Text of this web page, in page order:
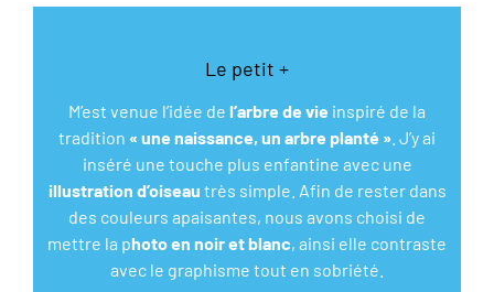
Le petit +
M’est venue l’idée de l’arbre de vie inspiré de la
tradition « une naissance, un arbre planté » . J’y ai
inséré une touche plus enfantine avec une
illustration d’oiseau très simple. Afin de rester dans
des couleurs apaisantes, nous avons choisi de
mettre la photo en noir et blanc, ainsi elle contraste
avec le graphisme tout en sobriété.